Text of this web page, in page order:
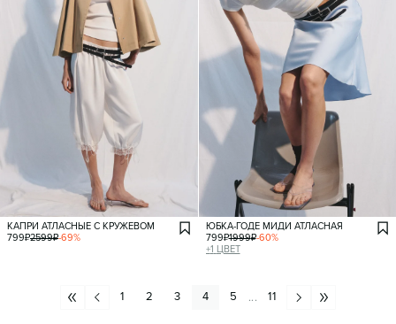
КАПРИ АТЛАСНЫЕ С КРУЖЕВОМ
799₽2599₽-69%
ЮБКА-ГОДЕ МИДИ АТЛАСНАЯ
799₽1999₽-60%
+1 ЦВЕТ
1 2 3 4 5 ... 11